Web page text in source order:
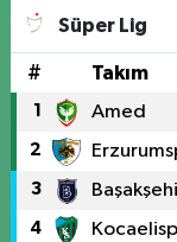
Süper Lig
# Takım
1 Amed
2
3
4